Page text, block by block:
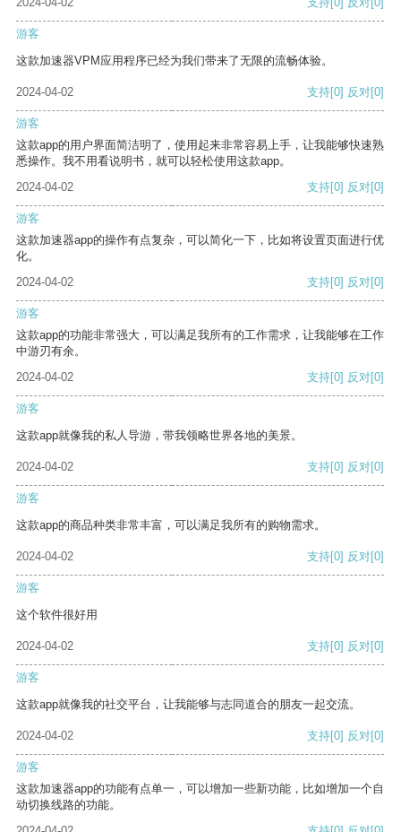
游客
这款加速器VPM应用程序已经为我们带来了无限的流畅体验。
2024-04-02 支持[0] 反对[0]
游客
这款app的用户界面简洁明了，使用起来非常容易上手，让我能够快速熟
悉操作。我不用看说明书，就可以轻松使用这款app。
2024-04-02
支持[0] 反对[0]
游客
这款加速器app的操作有点复杂，可以简化一下，比如将设置页面进行优
化。
2024-04-02
支持[0] 反对[0]
游客
这款app的功能非常强大，可以满足我所有的工作需求，让我能够在工作
中游刃有余。
2024-04-02
支持[0] 反对[0]
游客
这款app就像我的私人导游，带我领略世界各地的美景。
2024-04-02 支持[0] 反对[0]
游客
这款app的商品种类非常丰富，可以满足我所有的购物需求。
2024-04-02 支持[0] 反对[0]
游客
这个软件很好用
2024-04-02 支持[0] 反对[0]
游客
这款app就像我的社交平台，让我能够与志同道合的朋友一起交流。
2024-04-02 支持[0] 反对[0]
游客
这款加速器app的功能有点单一，可以增加一些新功能，比如增加一个自
动切换线路的功能。